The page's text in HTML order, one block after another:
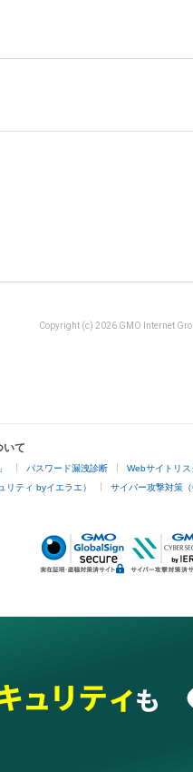
Copyright (c) 2026 GMO Internet
いて
パスワード漏洩診断 Webサイトリス
リティ byイエラエ） サイバー攻撃対策